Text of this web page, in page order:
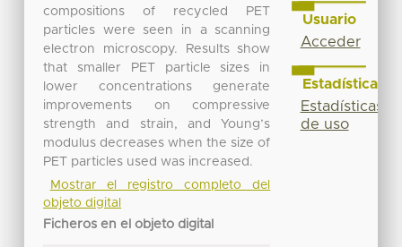
compositions of recycled PET
particles were seen in a scanning
electron microscopy. Results show
that smaller PET particle sizes in
lower concentrations generate
improvements on compressive
strength and strain, and Young’s
modulus decreases when the size of
PET particles used was increased.
Mostrar el registro completo del
objeto digital
Ficheros en el objeto digital
Usuario
Acceder
Estadísticas
Estadísticas
de uso